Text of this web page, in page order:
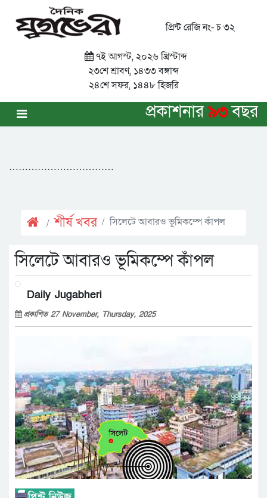
প্রিন্ট রেজি নং- চ ৩২
৭ই আগস্ট, ২০২৬ খ্রিস্টাব্দ
২৩শে শ্রাবণ, ১৪৩৩ বঙ্গাব্দ
২৪শে সফর, ১৪৪৮ হিজরি
প্রকাশনার৯৩বছর
……………………………
শীর্ষ খবর সিলেটে আবারও ভূমিকম্পে কাঁপল
সিলেটে আবারও ভূমিকম্পে কাঁপল
Daily Jugabheri
প্রকাশিত 27 November, Thursday, 2025